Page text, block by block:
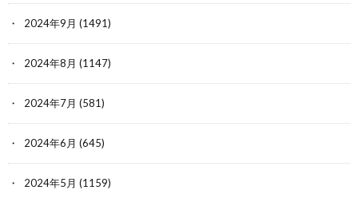
2024年9月 (1491)
2024年8月 (1147)
2024年7月 (581)
2024年6月 (645)
2024年5月 (1159)